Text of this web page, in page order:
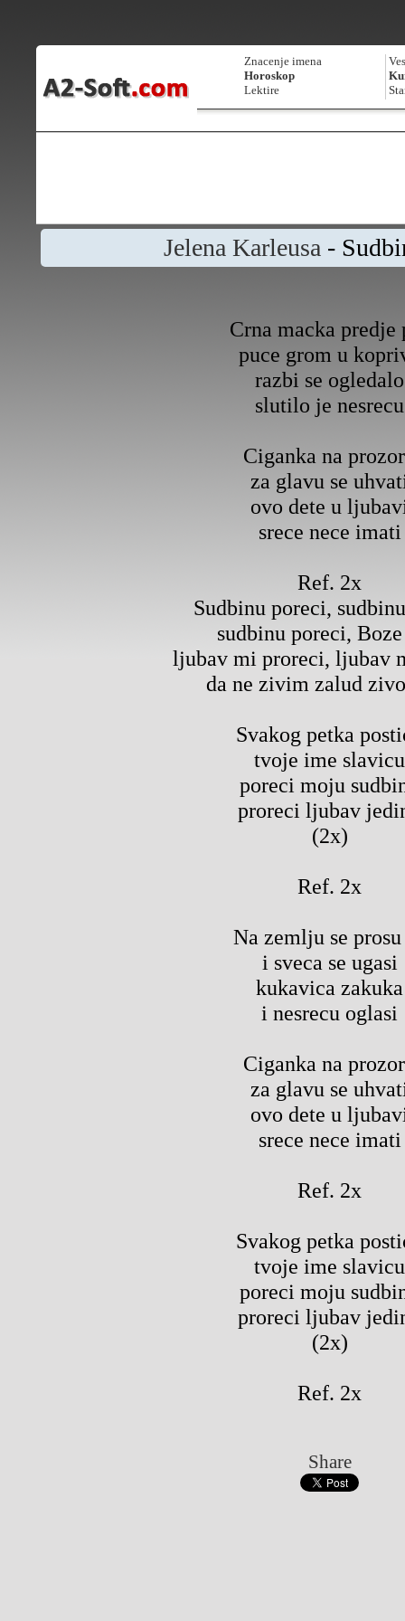
Znacenje imena
Horoskop
Lektire
Jelena Karleusa -
Crna macka predje
puce grom u
razbi se ogledalo
slutilo je nesrecu
Ciganka na
za glavu se
ovo dete u
srece nece imati
Ref. 2x
Sudbinu poreci,
sudbinu poreci,
ljubav mi proreci, ljubav
da ne zivim zalud
Svakog petka
tvoje ime slavicu
poreci moju
proreci ljubav
(2x)
Ref. 2x
Na zemlju se prosu
i sveca se ugasi
kukavica zakuka
i nesrecu oglasi
Ciganka na
za glavu se
ovo dete u
srece nece imati
Ref. 2x
Svakog petka
tvoje ime slavicu
poreci moju
proreci ljubav
(2x)
Ref. 2x
Share